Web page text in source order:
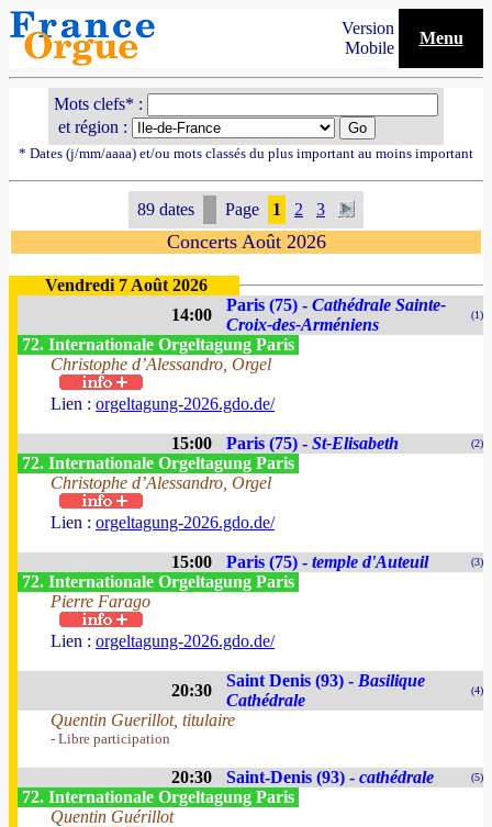
Version
Mobile
Menu
Mots clefs* :
et région :
* Dates (j/mm/aaaa) et/ou mots classés du plus important au moins important
89 dates Page 1 2 3
Concerts Août 2026
Vendredi 7 Août 2026
14:00
Paris (75) - Cathédrale Sainte-
Croix-des-Arméniens
(1)
72. Internationale Orgeltagung Paris
Christophe d’Alessandro, Orgel
Lien : orgeltagung-2026.gdo.de/
15:00 Paris (75) - St-Elisabeth (2)
72. Internationale Orgeltagung Paris
Christophe d’Alessandro, Orgel
Lien : orgeltagung-2026.gdo.de/
15:00 Paris (75) - temple d'Auteuil (3)
72. Internationale Orgeltagung Paris
Pierre Farago
Lien : orgeltagung-2026.gdo.de/
20:30
Saint Denis (93) - Basilique
Cathédrale
(4)
Quentin Guerillot, titulaire
- Libre participation
20:30 Saint-Denis (93) - cathédrale (5)
72. Internationale Orgeltagung Paris
Quentin Guérillot